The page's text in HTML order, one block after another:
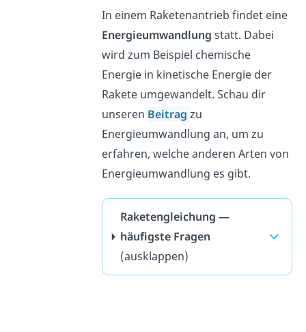
In einem Raketenantrieb findet eine
Energieumwandlung statt. Dabei
wird zum Beispiel chemische
Energie in kinetische Energie der
Rakete umgewandelt. Schau dir
unseren Beitrag zu
Energieumwandlung an, um zu
erfahren, welche anderen Arten von
Energieumwandlung es gibt.
Raketengleichung —
häufigste Fragen
(ausklappen)